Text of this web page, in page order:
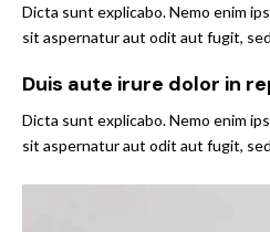
Dicta sunt explicabo. Nemo enim
sit aspernatur aut odit aut fugit,
Duis aute irure dolor in
Dicta sunt explicabo. Nemo enim
sit aspernatur aut odit aut fugit,